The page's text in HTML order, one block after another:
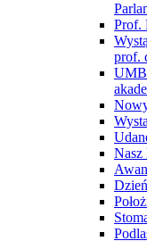
Prof.
prof.
UMB
Nasz